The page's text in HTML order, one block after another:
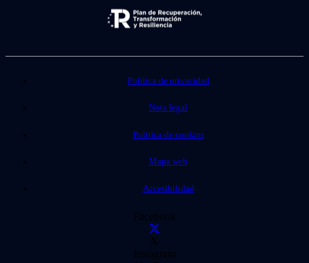
Política de privacidad
Nota legal
Política de cookies
Mapa web
Accesibilidad
Facebook
X
Instagram